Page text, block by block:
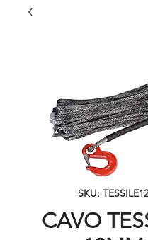
SKU: TESSILE12
CAVO